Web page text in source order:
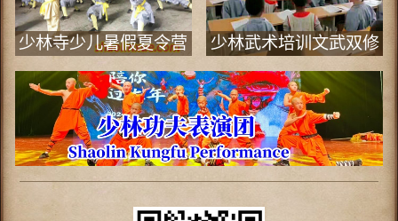
少林寺少儿暑假夏令营
少林武术培训文武双修
班